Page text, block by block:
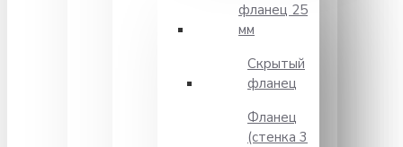
фланец 25
мм
Скрытый
фланец
Фланец
(стенка 3